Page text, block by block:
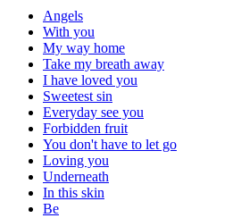
Angels
With you
My way home
Take my breath away
I have loved you
Sweetest sin
Everyday see you
Forbidden fruit
You don't have to let go
Loving you
Underneath
In this skin
Be